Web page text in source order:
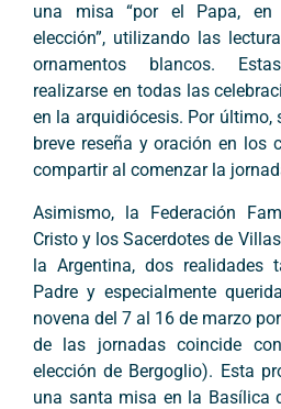
una misa “por el Papa,
elección”, utilizando las
ornamentos blancos.
realizarse en todas las
en la arquidiócesis. Por último,
breve reseña y oración en los
compartir al comenzar la
Asimismo, la Federación
Cristo y los Sacerdotes de
la Argentina, dos realidades
Padre y especialmente
novena del 7 al 16 de marzo
de las jornadas coincide
elección de Bergoglio). Esta
una santa misa en la Basílica